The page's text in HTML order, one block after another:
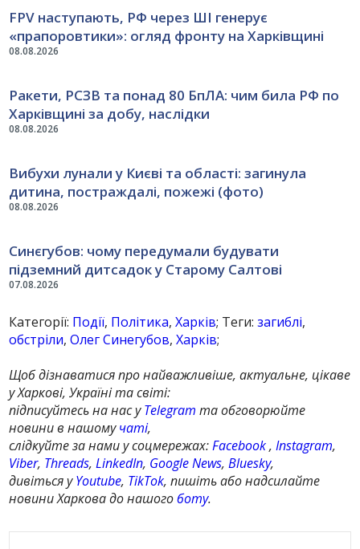
08.08.2026
FPV наступають, РФ через ШІ генерує
«прапоровтики»: огляд фронту на Харківщині
08.08.2026
Ракети, РСЗВ та понад 80 БпЛА: чим била РФ по
Харківщині за добу, наслідки
08.08.2026
Вибухи лунали у Києві та області: загинула
дитина, постраждалі, пожежі (фото)
07.08.2026
Синєгубов: чому передумали будувати
підземний дитсадок у Старому Салтові
Категорії: Події, Політика,Харків; Теги:загиблі,
обстріли,Олег Синегубов,Харків;
Щоб дізнаватися про найважливіше, актуальне, цікаве
у Харкові, Україні та світі:
підписуйтесь на нас уTelegram та обговорюйте
новини в нашомучаті,
слідкуйте за нами у соцмережах:Facebook,Instagram,
Viber, Threads,LinkedIn, Google News,Bluesky,
дивіться уYoutube, TikTok, пишіть або надсилайте
новини Харкова до нашогоботу.